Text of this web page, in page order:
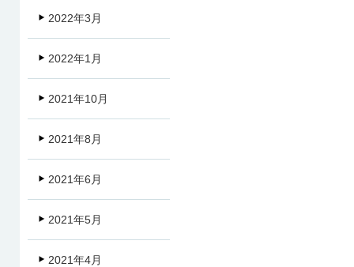
2022年3月
2022年1月
2021年10月
2021年8月
2021年6月
2021年5月
2021年4月